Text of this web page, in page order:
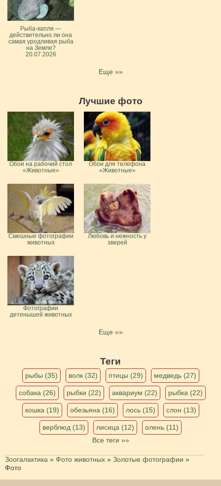
Рыба-капля —
действительно ли она
самая уродливая рыба
на Земле?
20.07.2026
Еще »»
Лучшие фото
Обои на рабочий стол
«Животные»
Обои для телефона
«Животные»
Смешные фотографии
животных
Любовь и нежность у
зверей
Фотографии
детенышей животных
Еще »»
Теги
рыбы (35) волк (32) птицы (29) медведь (27)
собака (26) рыбки (22) аквариум (22) рыбка (22)
кошка (19) обезьяна (16) лось (15) слон (13)
верблюд (13) лисица (12)
олень (11)
Все теги »»
Зоогалактика » Фото животных » Золотые фотографии »
Фото